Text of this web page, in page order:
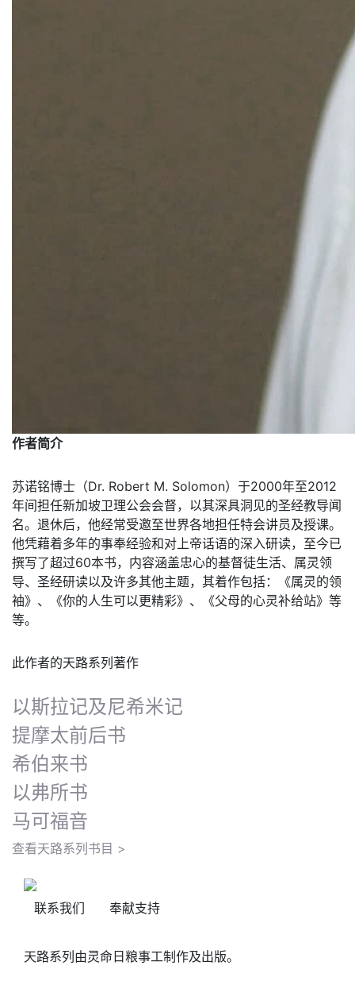
作者简介
苏诺铭博士（Dr. Robert M. Solomon）于2000年至2012
年间担任新加坡卫理公会会督，以其深具洞见的圣经教导闻
名。退休后，他经常受邀至世界各地担任特会讲员及授课。
他凭藉着多年的事奉经验和对上帝话语的深入研读，至今已
撰写了超过60本书，内容涵盖忠心的基督徒生活、属灵领
导、圣经研读以及许多其他主题，其着作包括：《属灵的领
袖》、《你的人生可以更精彩》、《父母的心灵补给站》等
等。
此作者的天路系列著作
以斯拉记及尼希米记
提摩太前后书
希伯来书
以弗所书
马可福音
查看天路系列书目 >
联系我们 奉献支持
天路系列由灵命日粮事工制作及出版。